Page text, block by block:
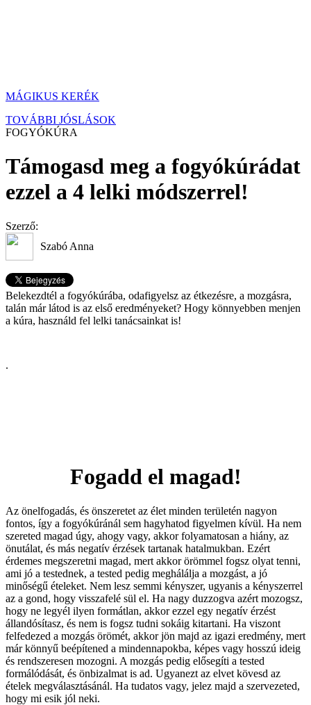
MÁGIKUS KERÉK
TOVÁBBI JÓSLÁSOK
FOGYÓKÚRA
Támogasd meg a fogyókúrádat
ezzel a 4 lelki módszerrel!
Szerző:
Szabó Anna
Belekezdtél a fogyókúrába, odafigyelsz az étkezésre, a mozgásra,
talán már látod is az első eredményeket? Hogy könnyebben menjen
a kúra, használd fel lelki tanácsainkat is!
.
Fogadd el magad!
Az önelfogadás, és önszeretet az élet minden területén nagyon
fontos, így a fogyókúránál sem hagyhatod figyelmen kívül. Ha nem
szereted magad úgy, ahogy vagy, akkor folyamatosan a hiány, az
önutálat, és más negatív érzések tartanak hatalmukban. Ezért
érdemes megszeretni magad, mert akkor örömmel fogsz olyat tenni,
ami jó a testednek, a tested pedig meghálálja a mozgást, a jó
minőségű ételeket. Nem lesz semmi kényszer, ugyanis a kényszerrel
az a gond, hogy visszafelé sül el. Ha nagy duzzogva azért mozogsz,
hogy ne legyél ilyen formátlan, akkor ezzel egy negatív érzést
állandósítasz, és nem is fogsz tudni sokáig kitartani. Ha viszont
felfedezed a mozgás örömét, akkor jön majd az igazi eredmény, mert
már könnyű beépítened a mindennapokba, képes vagy hosszú ideig
és rendszeresen mozogni. A mozgás pedig elősegíti a tested
formálódását, és önbizalmat is ad. Ugyanezt az elvet kövesd az
ételek megválasztásánál. Ha tudatos vagy, jelez majd a szervezeted,
hogy mi esik jól neki.